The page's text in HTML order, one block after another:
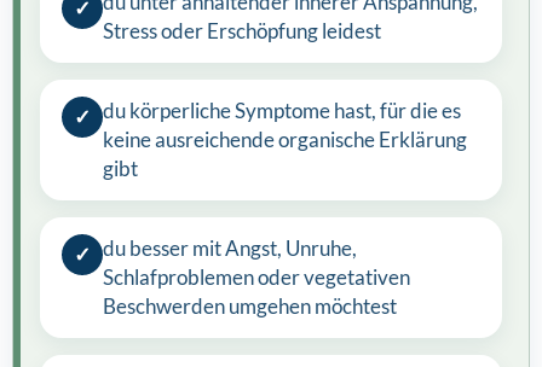
✓
Stress oder Erschöpfung leidest
✓ du körperliche Symptome hast, für die es
keine ausreichende organische Erklärung
gibt
✓ du besser mit Angst, Unruhe,
Schlafproblemen oder vegetativen
Beschwerden umgehen möchtest